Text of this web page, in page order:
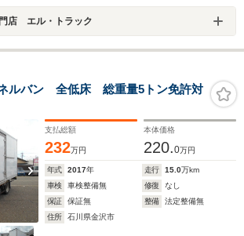
門店 エル・トラック
バン 全低床 総重量5トン免許対
支払総額
232万円
本体価格
220.0万円
年式 2017年 走行 15.0万km
車検
車検整備無 修復
なし
保証
保証無 整備
法定整備無
住所
石川県金沢市